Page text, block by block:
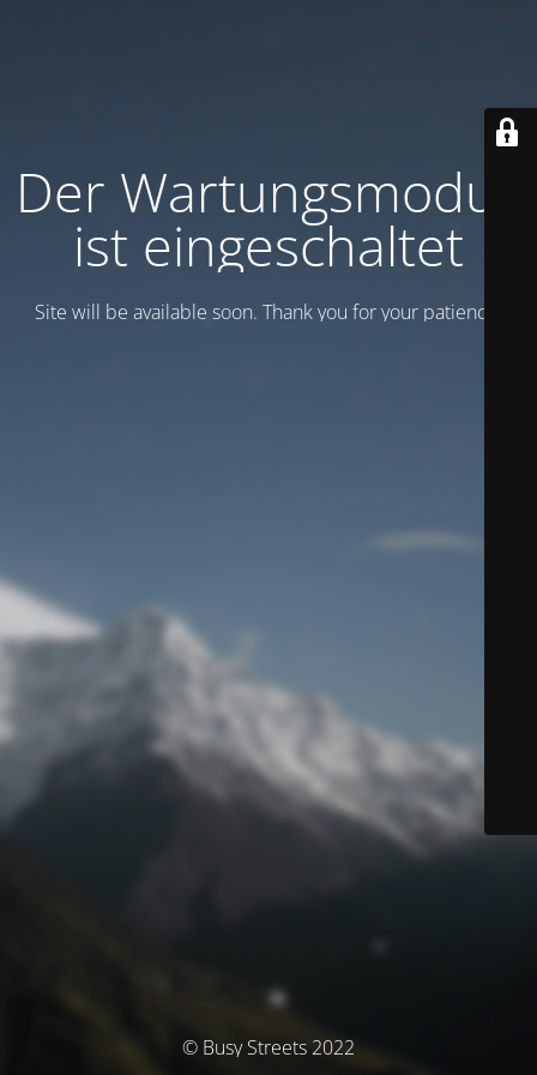
Der Wartungsmodus
ist eingeschaltet
Site will be available soon. Thank you for your patience!
© Busy Streets 2022